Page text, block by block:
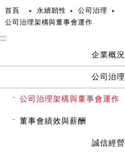
首頁 永續韌性
公司治理
公司治理架構與董事會運作
:::
企業概況
公司治理
公司治理架構與董事會運作
董事會績效與薪酬
誠信經營